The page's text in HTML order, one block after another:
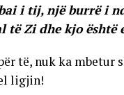
i tij, një burrë i
të Zi dhe kjo është
të, nuk ka mbetur
ligjin!